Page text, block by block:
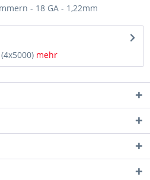
- 18 GA - 1,22mm
mehr